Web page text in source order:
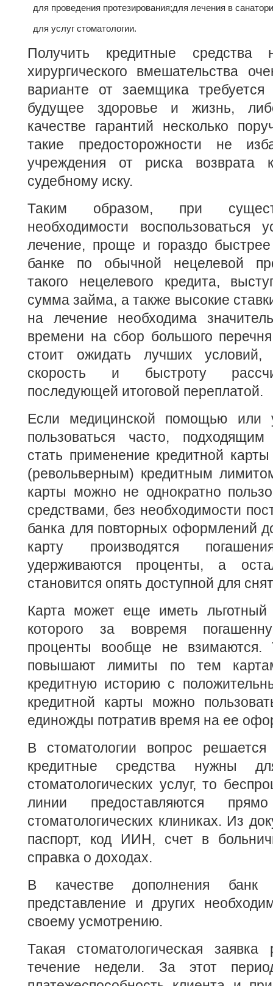
для проведения протезирования;для лечения в
для услуг стоматологии.
Получить кредитные средства
хирургического вмешательства
варианте от заемщика требуется
будущее здоровье и жизнь,
качестве гарантий несколько
такие предосторожности не
учреждения от риска возврата
судебному иску.
Таким образом, при
необходимости воспользоваться
лечение, проще и гораздо
банке по обычной нецелевой
такого нецелевого кредита,
сумма займа, а также высокие
на лечение необходима
времени на сбор большого
стоит ожидать лучших условий,
скорость и быстроту
последующей итоговой переплатой.
Если медицинской помощью или
пользоваться часто,
стать применение кредитной
(револьверным) кредитным
карты можно не однократно
средствами, без необходимости
банка для повторных оформлений
карту производятся
удерживаются проценты, а
становится опять доступной для
Карта может еще иметь льготный
которого за вовремя
проценты вообще не взимаются.
повышают лимиты по тем
кредитную историю с
кредитной карты можно
единожды потратив время на ее
В стоматологии вопрос
кредитные средства нужны
стоматологических услуг, то
линии предоставляются
стоматологических клиниках. Из
паспорт, код ИИН, счет в
справка о доходах.
В качестве дополнения банк
представление и других
своему усмотрению.
Такая стоматологическая заявка
течение недели. За этот